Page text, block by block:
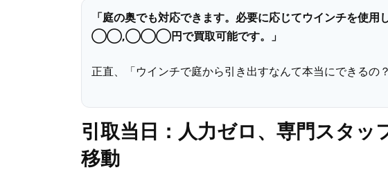
「庭の奥でも対応できます。必要に応じてウインチを使
◯◯,◯◯◯円で買取可能です。」
正直、「ウインチで庭から引き出すなんて本当にできるの
引取当日：人力ゼロ、専門スタッ
移動